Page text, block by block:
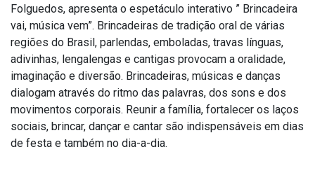
Folguedos, apresenta o espetáculo interativo ” Brincadeira
vai, música vem”. Brincadeiras de tradição oral de várias
regiões do Brasil, parlendas, emboladas, travas línguas,
adivinhas, lengalengas e cantigas provocam a oralidade,
imaginação e diversão. Brincadeiras, músicas e danças
dialogam através do ritmo das palavras, dos sons e dos
movimentos corporais. Reunir a família, fortalecer os laços
sociais, brincar, dançar e cantar são indispensáveis em dias
de festa e também no dia-a-dia.